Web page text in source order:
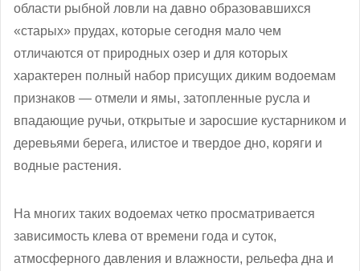
области рыбной ловли на давно образовавшихся
«старых» прудах, которые сегодня мало чем
отличаются от природных озер и для которых
характерен полный набор присущих диким водоемам
признаков — отмели и ямы, затопленные русла и
впадающие ручьи, открытые и заросшие кустарником и
деревьями берега, илистое и твердое дно, коряги и
водные растения.
На многих таких водоемах четко просматривается
зависимость клева от времени года и суток,
атмосферного давления и влажности, рельефа дна и